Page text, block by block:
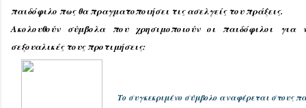
παιδόφιλο πως θα πραγματοποιήσει τις ασελγείς του πράξεις.
Ακολουθούν σύμβολα που χρησιμοποιούν οι παιδόφιλοι για
σεξουαλικές τους προτιμήσεις:
Το συγκεκριμένο σύμβολο αναφέρεται στους